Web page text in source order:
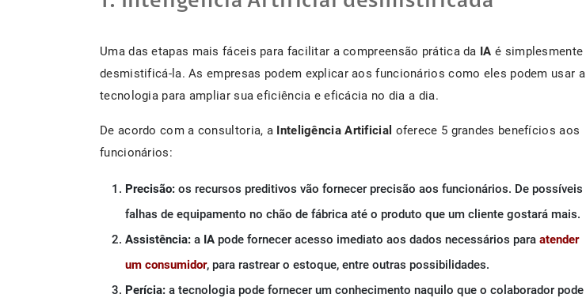
Uma das etapas mais fáceis para facilitar a compreensão prática da IA é simplesmente
desmistificá-la. As empresas podem explicar aos funcionários como eles podem usar a
tecnologia para ampliar sua eficiência e eficácia no dia a dia.
De acordo com a consultoria, a Inteligência Artificial oferece 5 grandes benefícios aos
funcionários:
Precisão: os recursos preditivos vão fornecer precisão aos funcionários. De possíveis
falhas de equipamento no chão de fábrica até o produto que um cliente gostará mais.
Assistência: a IA pode fornecer acesso imediato aos dados necessários para atender
um consumidor, para rastrear o estoque, entre outras possibilidades.
Perícia: a tecnologia pode fornecer um conhecimento naquilo que o colaborador pode